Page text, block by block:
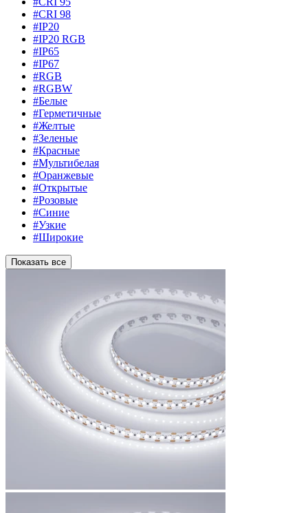
#CRI 98
#IP20
#IP20 RGB
#IP65
#IP67
#RGB
#RGBW
#Белые
#Герметичные
#Желтые
#Зеленые
#Красные
#Мультибелая
#Оранжевые
#Открытые
#Розовые
#Синие
#Узкие
#Широкие
Показать все